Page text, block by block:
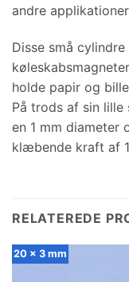
andre
Disse små
holde papir og
På trods af sin lille
en 1 mm diameter
klæbende kraft af
RELATEREDE
20 x 3 mm